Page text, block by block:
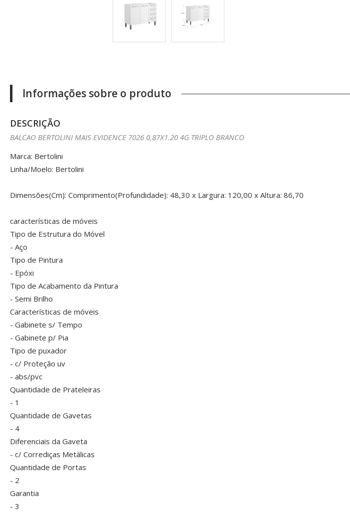
Informações sobre o produto
DESCRIÇÃO
BALCAO BERTOLINI MAIS EVIDENCE 7026 0,87X1.20 4G TRIPLO BRANCO
Marca: Bertolini
Linha/Moelo: Bertolini
Dimensões(Cm): Comprimento(Profundidade): 48,30 x Largura: 120,00 x Altura: 86,70
características de móveis
Tipo de Estrutura do Móvel
- Aço
Tipo de Pintura
- Epóxi
Tipo de Acabamento da Pintura
- Semi Brilho
Características de móveis
- Gabinete s/ Tempo
- Gabinete p/ Pia
Tipo de puxador
- c/ Proteção uv
- abs/pvc
Quantidade de Prateleiras
- 1
Quantidade de Gavetas
- 4
Diferenciais da Gaveta
- c/ Corrediças Metálicas
Quantidade de Portas
- 2
Garantia
- 3